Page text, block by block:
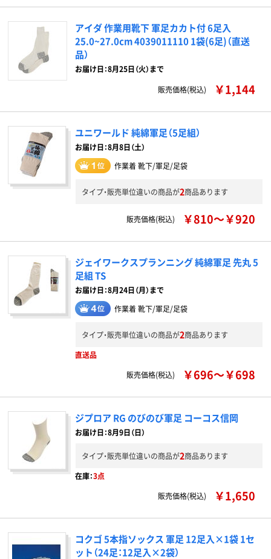
アイダ 作業用靴下 軍足カカト付 6足入
25.0~27.0cm 4039011110 1袋(6足)（直送
品）
お届け日：8月25日（火）まで
販売価格(税込)
￥1,144
ユニワールド 純綿軍足（5足組）
お届け日：8月8日（土）
作業着 靴下/軍足/足袋
タイプ・販売単位違いの商品が2商品あります
販売価格(税込) ￥810～￥920
ジェイワークスプランニング 純綿軍足 先丸 5
足組 TS
お届け日：8月24日（月）まで
作業着 靴下/軍足/足袋
タイプ・販売単位違いの商品が2商品あります
直送品
販売価格(税込)
￥696～￥698
ジプロア RG のびのび軍足 コーコス信岡
お届け日：8月9日（日）
タイプ・販売単位違いの商品が2商品あります
在庫：3点
販売価格(税込)
￥1,650
コクゴ 5本指ソックス 軍足 12足入×1袋 1セ
ット（24足：12足入×2袋）